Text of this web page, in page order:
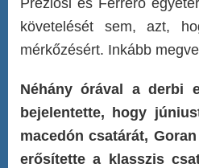
Preziosi és Ferrero
követelését sem, azt,
mérkőzésért. Inkább
Néhány órával a derbi
bejelentette, hogy
macedón csatárát,
erősítette a klasszis